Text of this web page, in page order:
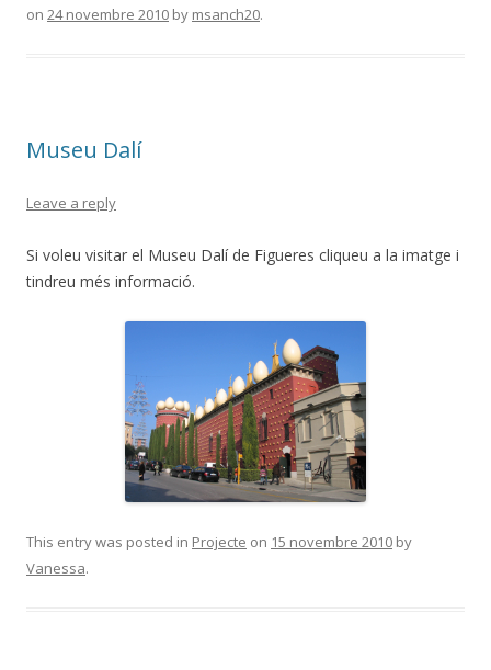
on 24 novembre 2010 by msanch20.
Museu Dalí
Leave a reply
Si voleu visitar el Museu Dalí de Figueres cliqueu a la imatge i
tindreu més informació.
This entry was posted in Projecte on 15 novembre 2010 by
Vanessa.